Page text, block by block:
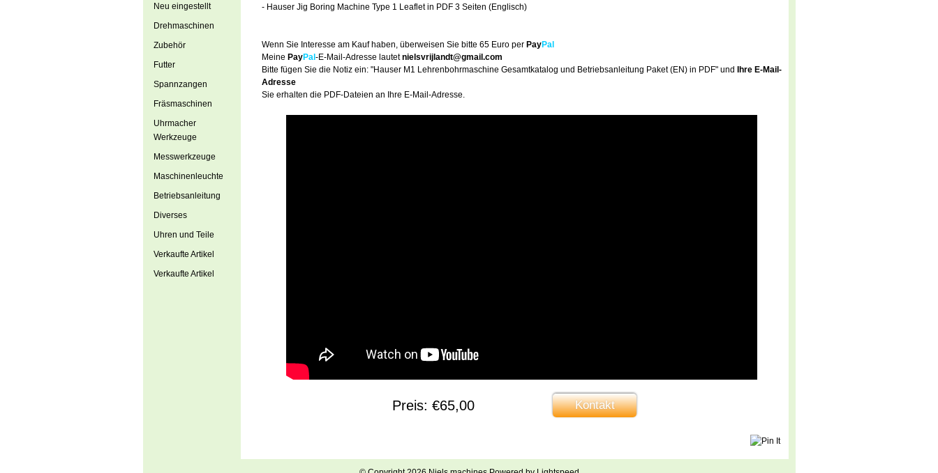
- Hauser Jig Boring Machine Type 1 Leaflet in PDF 3 Seiten (Englisch)
Wenn Sie Interesse am Kauf haben, überweisen Sie bitte 65 Euro per PayPal
Meine PayPal -E-Mail-Adresse lautetnielsvrijlandt@gmail.com
Bitte fügen Sie die Notiz ein: "Hauser M1 Lehrenbohrmaschine Gesamtkatalog und Betriebsanleitung Paket (EN) in PDF" und
Ihre E-Mail-
Adresse
Sie erhalten die PDF-Dateien an Ihre E-Mail-Adresse.
Preis: €65,00 Kontakt
Neu eingestellt
Drehmaschinen
Zubehör
Futter
Spannzangen
Fräsmaschinen
Uhrmacher
Werkzeuge
Messwerkzeuge
Maschinenleuchte
Betriebsanleitung
Diverses
Uhren und Teile
Verkaufte Artikel
Verkaufte Artikel